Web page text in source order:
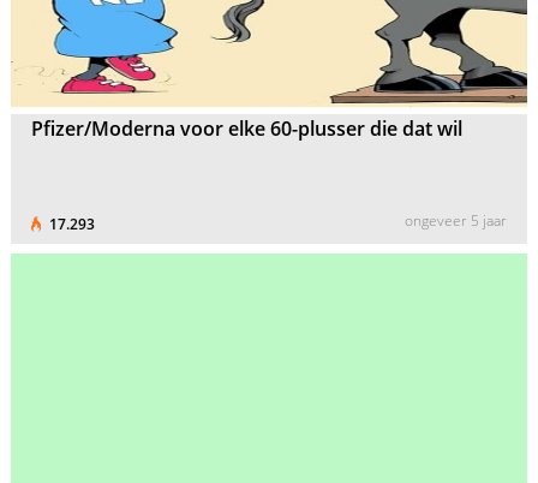
Pfizer/Moderna voor elke 60-plusser die dat wil
17.293 ongeveer 5 jaar